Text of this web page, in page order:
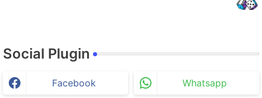
Social Plugin
Facebook Whatsapp